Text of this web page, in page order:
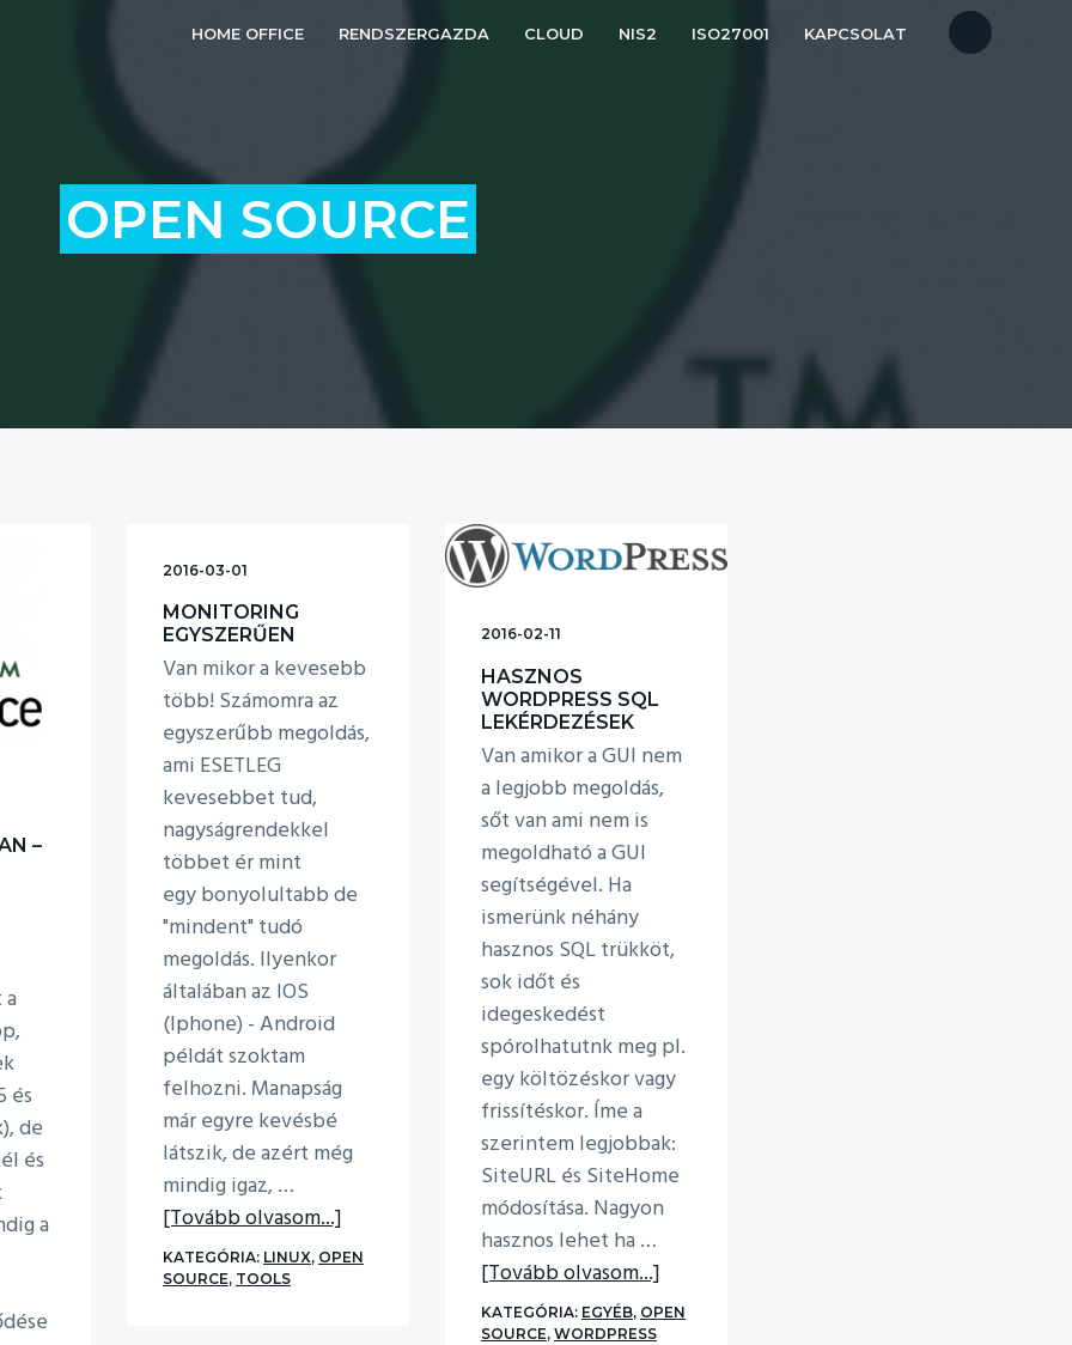
HOME OFFICE RENDSZERGAZDA CLOUD NIS2 ISO27001 KAPCSOLAT
OPEN SOURCE
–
és
de
és
a
2016-03-01
MONITORING
EGYSZERŰEN
Van mikor a kevesebb
több! Számomra az
egyszerűbb megoldás,
ami ESETLEG
kevesebbet tud,
nagyságrendekkel
többet ér mint
egy bonyolultabb de
"mindent" tudó
megoldás. Ilyenkor
általában az IOS
(Iphone) - Android
példát szoktam
felhozni. Manapság
már egyre kevésbé
látszik, de azért még
mindig igaz, …
[Tovább olvasom...]about
Monitoring
KATEGÓRIA: LINUX, OPEN
SOURCE, TOOLS
2016-02-11
HASZNOS
WORDPRESS SQL
LEKÉRDEZÉSEK
Van amikor a GUI nem
a legjobb megoldás,
sőt van ami nem is
megoldható a GUI
segítségével. Ha
ismerünk néhány
hasznos SQL trükköt,
sok időt és
idegeskedést
spórolhatutnk meg pl.
egy költözéskor vagy
frissítéskor. Íme a
szerintem legjobbak:
SiteURL és SiteHome
módosítása. Nagyon
hasznos lehet ha …
[Tovább olvasom...]about
Hasznos
KATEGÓRIA: EGYÉB, OPEN
SOURCE, WORDPRESS